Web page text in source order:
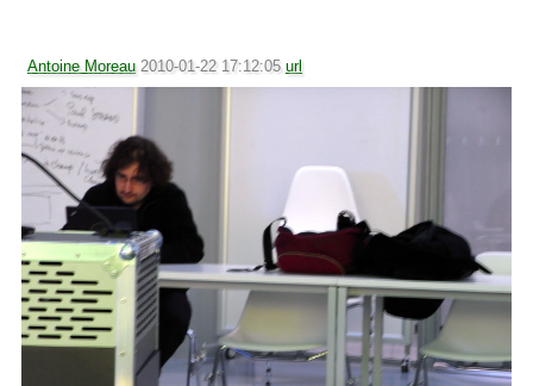
Antoine Moreau 2010-01-22 17:12:05 url